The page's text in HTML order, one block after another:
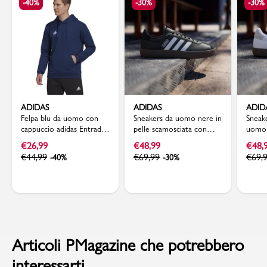
-40%
ADIDAS
Felpa blu da uomo con
cappuccio adidas Entrada
22
€26,99
€44,99 -40%
-30%
ADIDAS
Sneakers da uomo nere in
pelle scamosciata con
logo adidas VL Court 3.0
€48,99
€69,99 -30%
-30%
nere
€
€
Articoli PMagazine che potrebbero